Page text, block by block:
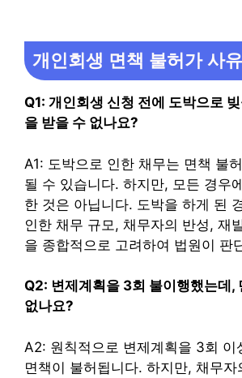
개인회생 면책 불허가 사
Q1: 개인회생 신청 전에 도박으로
을 받을 수 없나요?
A1: 도박으로 인한 채무는 면책 불
될 수 있습니다. 하지만, 모든 경우
한 것은 아닙니다. 도박을 하게 된
인한 채무 규모, 채무자의 반성, 재
을 종합적으로 고려하여 법원이 판
Q2: 변제계획을 3회 불이행했는데,
없나요?
A2: 원칙적으로 변제계획을 3회 이
면책이 불허됩니다. 하지만, 채무